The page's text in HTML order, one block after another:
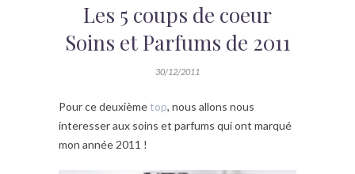
Les 5 coups de coeur
Soins et Parfums de 2011
30/12/2011
Pour ce deuxième top, nous allons nous
interesser aux soins et parfums qui ont marqué
mon année 2011 !